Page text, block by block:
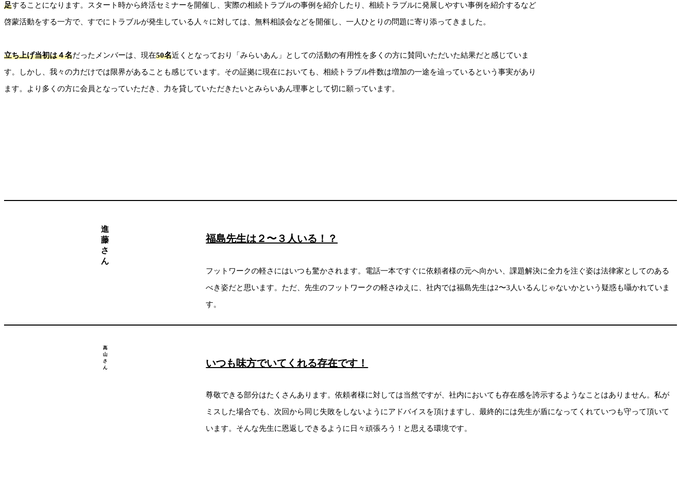
足することになります。スタート時から終活セミナーを開催し、実際の相続トラブルの事例を紹介したり、相続トラブルに発展しやすい事例を紹介するなど
啓蒙活動をする一方で、すでにトラブルが発生している人々に対しては、無料相談会などを開催し、一人ひとりの問題に寄り添ってきました。
立ち上げ当初は４名だったメンバーは、現在50名近くとなっており「みらいあん」としての活動の有用性を多くの方に賛同いただいた結果だと感じていま
す。しかし、我々の力だけでは限界があることも感じています。その証拠に現在においても、相続トラブル件数は増加の一途を辿っているという事実があり
ます。より多くの方に会員となっていただき、力を貸していただきたいとみらいあん理事として切に願っています。
進
藤
さ
ん
福島先生は２〜３人いる！？
フットワークの軽さにはいつも驚かされます。電話一本ですぐに依頼者様の元へ向かい、課題解決に全力を注ぐ姿は法律家としてのある
べき姿だと思います。ただ、先生のフットワークの軽さゆえに、社内では福島先生は2〜3人いるんじゃないかという疑惑も囁かれていま
す。
高
山
さ
ん
いつも味方でいてくれる存在です！
尊敬できる部分はたくさんあります。依頼者様に対しては当然ですが、社内においても存在感を誇示するようなことはありません。私が
ミスした場合でも、次回から同じ失敗をしないようにアドバイスを頂けますし、最終的には先生が盾になってくれていつも守って頂いて
います。そんな先生に恩返しできるように日々頑張ろう！と思える環境です。